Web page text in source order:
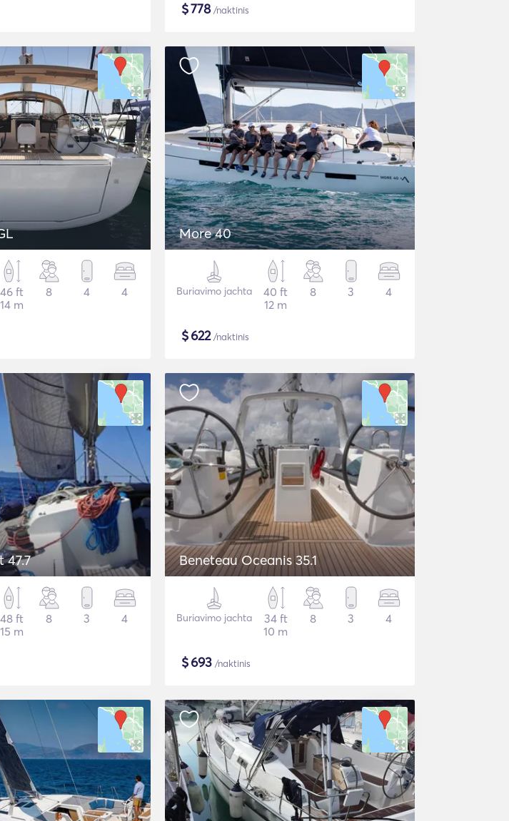
$778/naktinis
46 ft
14 m
8 4 4
More 40
Buriavimo jachta
40 ft
12 m
8 3 4
$622/naktinis
47.7
48 ft
15 m
8 3 4
Beneteau Oceanis 35.1
Buriavimo jachta
34 ft
10 m
8 3 4
$693 /naktinis